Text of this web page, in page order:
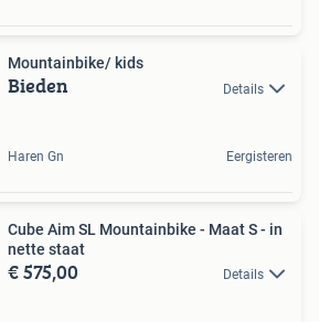
Mountainbike/ kids
Bieden Details
Haren Gn Eergisteren
Cube Aim SL Mountainbike - Maat S - in
nette staat
€ 575,00 Details